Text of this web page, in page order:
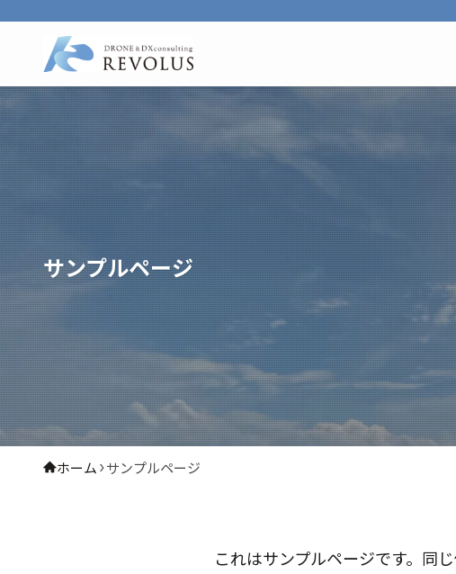
サンプルページ
ホーム サンプルページ
これはサンプルページです。同